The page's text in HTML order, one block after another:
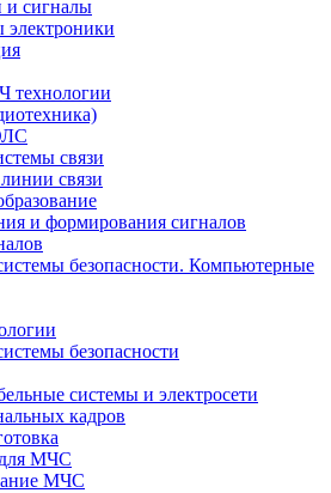
и сигналы
электроники
технологии
связи
связи
и формирования сигналов
безопасности. Компьютерные
безопасности
системы и электросети
кадров
для МЧС
МЧС